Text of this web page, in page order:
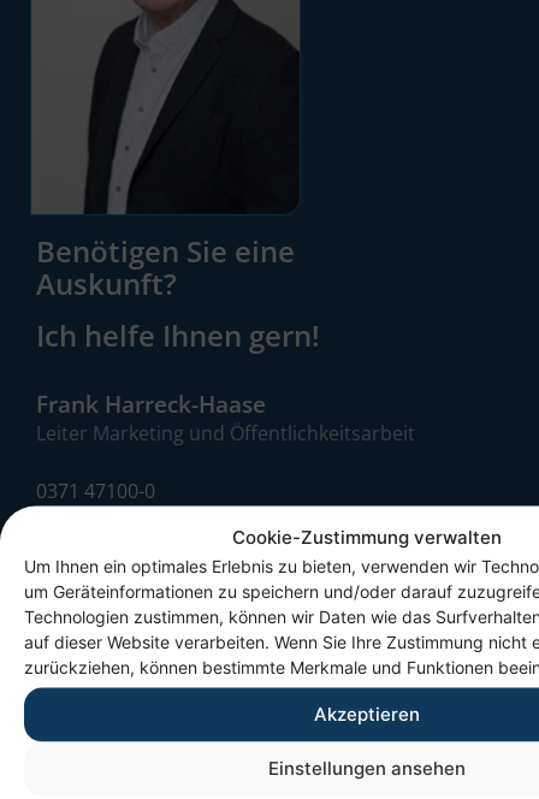
Cookie-Zustimmung verwalten
Um Ihnen ein optimales Erlebnis zu bieten, verwenden wir
um Geräteinformationen zu speichern und/oder darauf
Technologien zustimmen, können wir Daten wie das
auf dieser Website verarbeiten. Wenn Sie Ihre Zustimmung nicht
zurückziehen, können bestimmte Merkmale und Funktionen
Akzeptieren
Einstellungen ansehen
Benötigen Sie eine
Auskunft?
Ich helfe Ihnen gern!
Frank Harreck-Haase
Leiter Marketing und Öffentlichkeitsarbeit
0371 47100-0